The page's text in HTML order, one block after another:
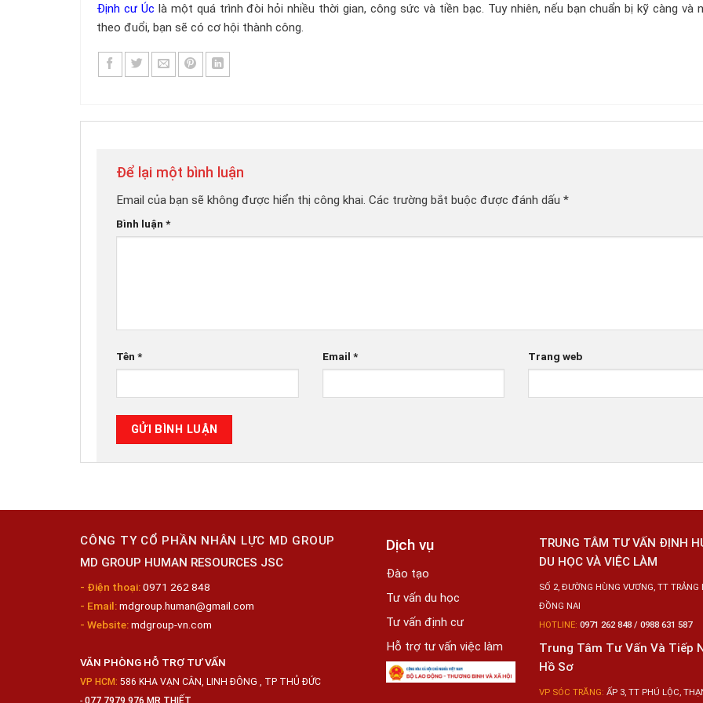
Định cư Úc là một quá trình đòi hỏi nhiều thời gian, công sức và tiền bạc. Tuy nhiên, nếu bạn chuẩn bị kỹ càng và
theo đuổi, bạn sẽ có cơ hội thành công.
Để lại một bình luận
Email của bạn sẽ không được hiển thị công khai. Các trường bắt buộc được đánh dấu *
Bình luận *
Tên * Email * Trang web
CÔNG TY CỔ PHẦN NHÂN LỰC MD GROUP
MD GROUP HUMAN RESOURCES JSC
- Điện thoại:0971 262 848
- Email:mdgroup.human@gmail.com
- Website:mdgroup-vn.com
VĂN PHÒNG HỖ TRỢ TƯ VẤN
VP HCM: 586 KHA VẠN CÂN, LINH ĐÔNG , TP THỦ ĐỨC
-077 7979 976 MR THIẾT
Dịch vụ
Đào tạo
Tư vấn du học
Tư vấn định cư
Hỗ trợ tư vấn việc làm
TRUNG TÂM TƯ VẤN ĐỊNH
DU HỌC VÀ VIỆC LÀM
SỐ 2, ĐƯỜNG HÙNG VƯƠNG, TT TRẢNG
ĐỒNG NAI
HOTLINE: 0971 262 848 / 0988 631 587
Trung Tâm Tư Vấn Và Tiếp
Hồ Sơ
VP SÓC TRĂNG: ẤP 3, TT PHÚ LỘC,